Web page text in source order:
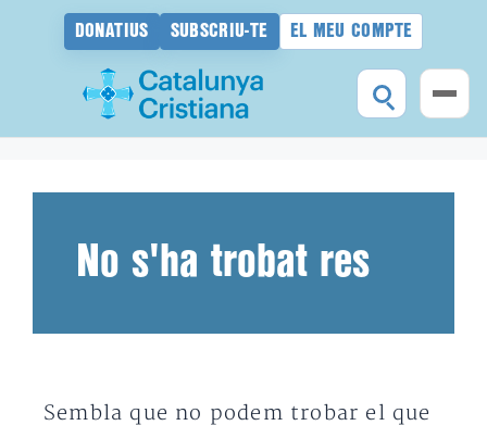
DONATIUS SUBSCRIU-TE EL MEU COMPTE
No s'ha trobat res
Sembla que no podem trobar el que